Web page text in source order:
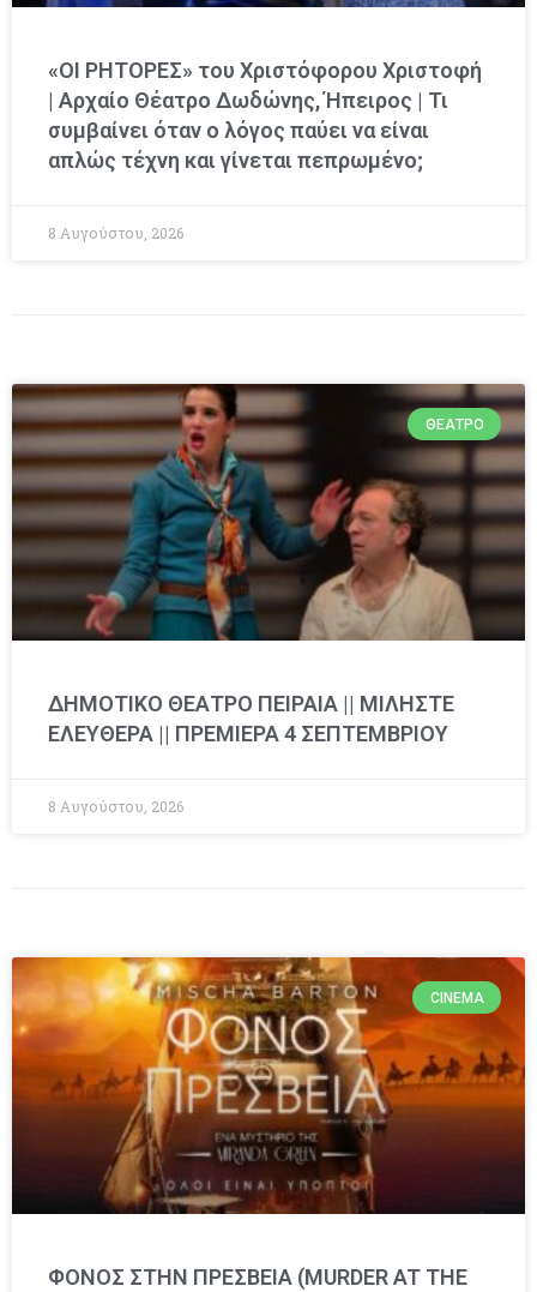
«ΟΙ ΡΗΤΟΡΕΣ» του Χριστόφορου Χριστοφή
| Αρχαίο Θέατρο Δωδώνης, Ήπειρος | Τι
συμβαίνει όταν ο λόγος παύει να είναι
απλώς τέχνη και γίνεται πεπρωμένο;
8 Αυγούστου, 2026
ΘΈΑΤΡΟ
ΔΗΜΟΤΙΚΟ ΘΕΑΤΡΟ ΠΕΙΡΑΙΑ || ΜΙΛΗΣΤΕ
ΕΛΕΥΘΕΡΑ || ΠΡΕΜΙΕΡΑ 4 ΣΕΠΤΕΜΒΡΙΟΥ
8 Αυγούστου, 2026
CINEMA
ΦΟΝΟΣ ΣΤΗΝ ΠΡΕΣΒΕΙΑ (MURDER AT THE